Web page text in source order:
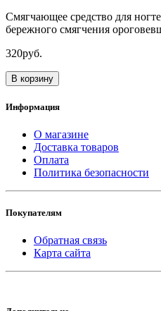
Смягчающее средство для
бережного смягчения
320руб.
В корзину
Информация
О магазине
Доставка товаров
Оплата
Политика безопасности
Покупателям
Обратная связь
Карта сайта